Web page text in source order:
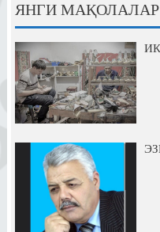
ЯНГИ МАҚОЛАЛАР